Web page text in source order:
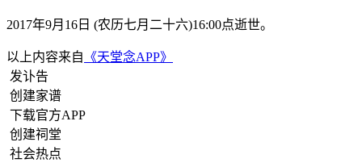
2017年9月16日 (农历七月二十六)16:00点逝世。
以上内容来自 《天堂念APP》
发讣告
创建家谱
下载官方APP
创建祠堂
社会热点